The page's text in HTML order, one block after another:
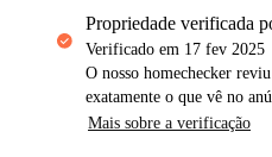
propriedade verificada
Verificado em 17 fev 2025
O nosso homechecker
exatamente o que vê no
Mais sobre a verificação